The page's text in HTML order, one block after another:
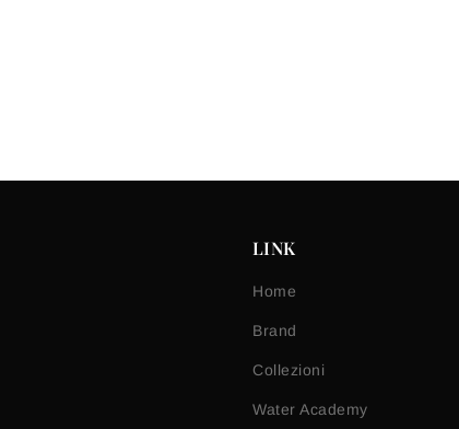
LINK
Home
Brand
Collezioni
Water Academy